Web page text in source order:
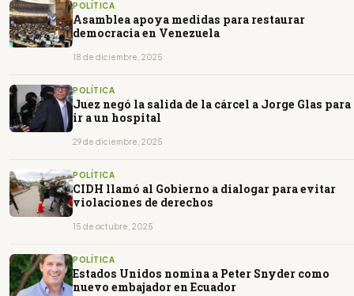
POLÍTICA
Asamblea apoya medidas para restaurar
democracia en Venezuela
18 de diciembre, 2025
POLÍTICA
Juez negó la salida de la cárcel a Jorge Glas para
ir a un hospital
29 de diciembre, 2025
POLÍTICA
CIDH llamó al Gobierno a dialogar para evitar
violaciones de derechos
15 de octubre, 2025
POLÍTICA
Estados Unidos nomina a Peter Snyder como
nuevo embajador en Ecuador